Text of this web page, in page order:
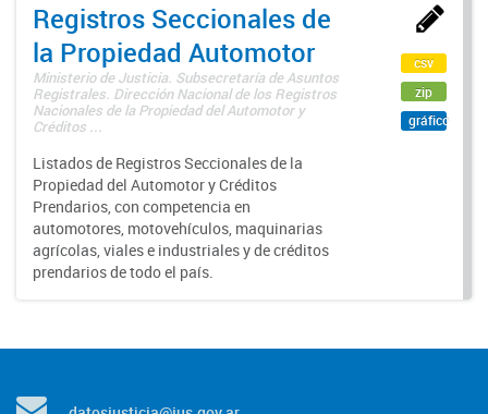
Registros Seccionales de
la Propiedad Automotor
Ministerio de Justicia. Subsecretaría de Asuntos
Registrales. Dirección Nacional de los Registros
Nacionales de la Propiedad del Automotor y
Créditos ...
Listados de Registros Seccionales de la
Propiedad del Automotor y Créditos
Prendarios, con competencia en
automotores, motovehículos, maquinarias
agrícolas, viales e industriales y de créditos
prendarios de todo el país.
csv
zip
gráfico